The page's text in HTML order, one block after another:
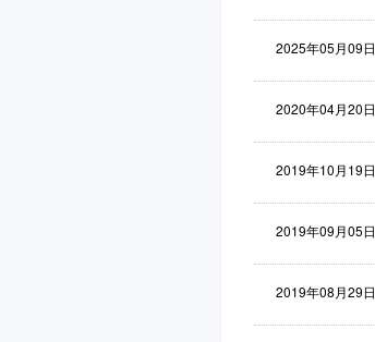
2025年05月09日
2020年04月20日
2019年10月19日
2019年09月05日
2019年08月29日